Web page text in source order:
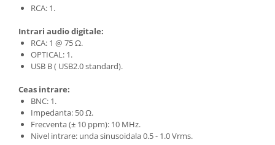
RCA: 1.
Intrari audio digitale:
RCA: 1 @ 75 Ω.
OPTICAL: 1.
USB B ( USB2.0 standard).
Ceas intrare:
BNC: 1.
Impedanta: 50 Ω.
Frecventa (± 10 ppm): 10 MHz.
Nivel intrare: unda sinusoidala 0.5 - 1.0 Vrms.